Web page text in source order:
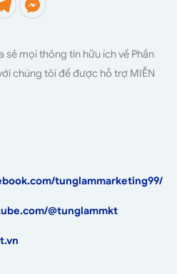
sẻ mọi thông tin hữu ích về Phần
chúng tôi để được hỗ trợ MIỄN
tunglammarketing99/
@tunglammkt